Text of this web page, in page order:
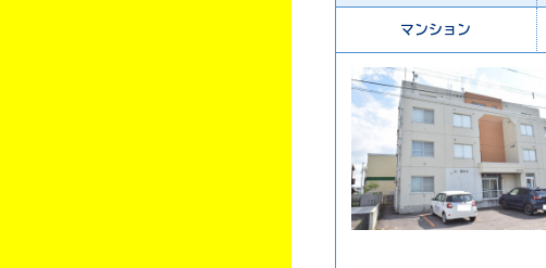
マンション